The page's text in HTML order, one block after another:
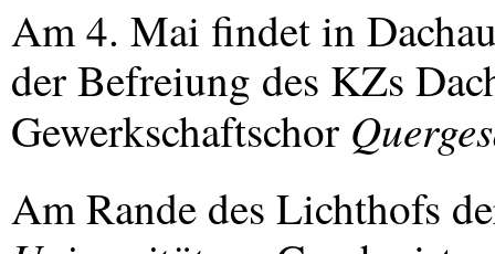
Am 4. Mai findet in
der Befreiung des KZs
Gewerkschaftschor
Am Rande des Lichthofs